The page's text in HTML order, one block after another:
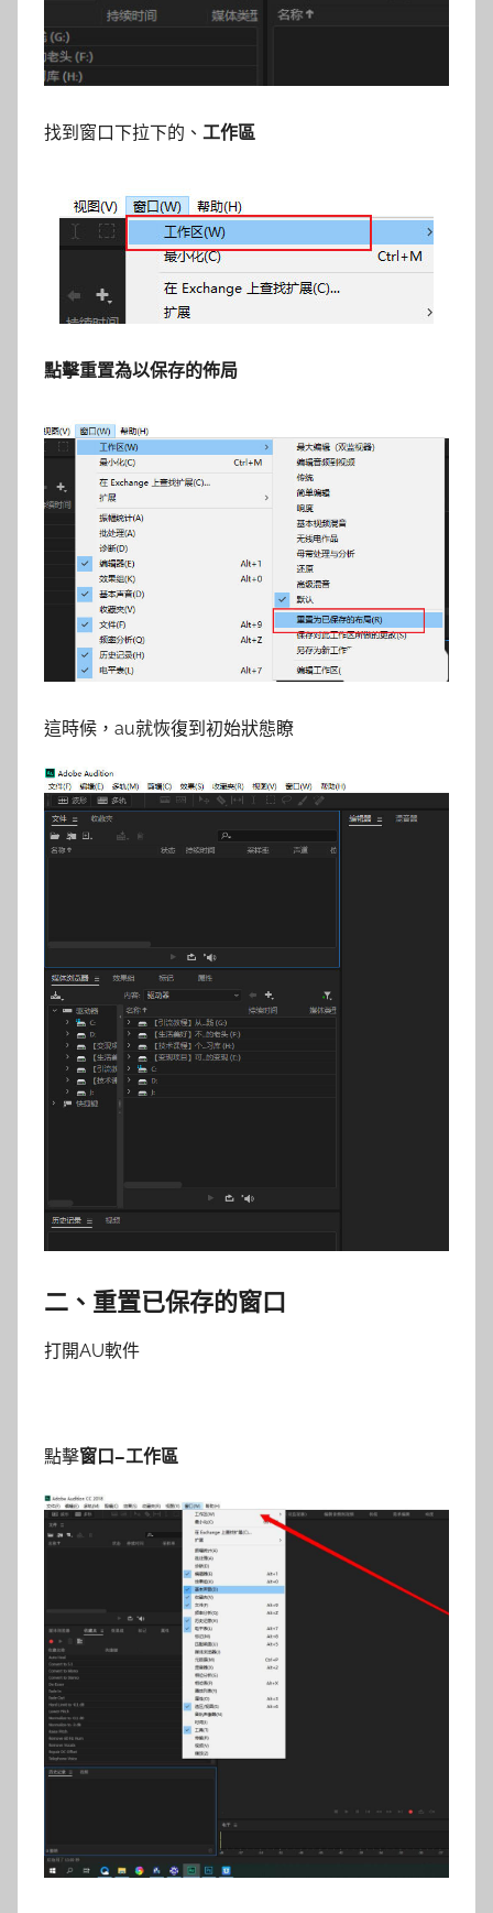
找到窗口下拉下的、 工作區
點擊重置為以保存的佈局
這時候，au就恢復到初始狀態瞭
二、重置已保存的窗口
打開AU軟件
點擊窗口–工作區